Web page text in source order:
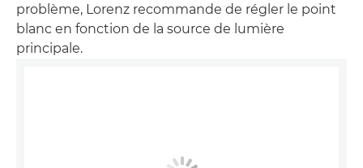
problème, Lorenz recommande de régler le point
blanc en fonction de la source de lumière
principale.